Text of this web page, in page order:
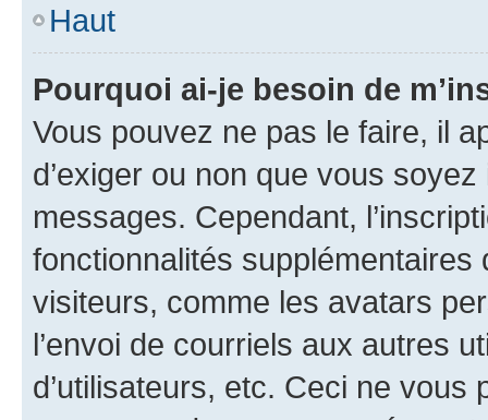
Haut
Pourquoi ai-je besoin de
Vous pouvez ne pas le faire, il
d’exiger ou non que vous
messages. Cependant,
fonctionnalités
visiteurs, comme les avatars
l’envoi de courriels aux autres
d’utilisateurs, etc. Ceci ne vous